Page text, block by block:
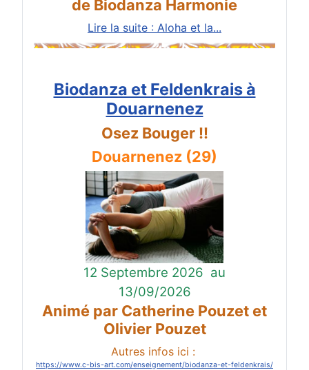
de Biodanza Harmonie
Lire la suite : Aloha et la...
Biodanza et Feldenkrais à
Douarnenez
Osez Bouger !!
Douarnenez (29)
12 Septembre 2026 au
13/09/2026
Animé par Catherine Pouzet et
Olivier Pouzet
Autres infos ici :
https://www.c-bis-art.com/enseignement/biodanza-et-feldenkrais/